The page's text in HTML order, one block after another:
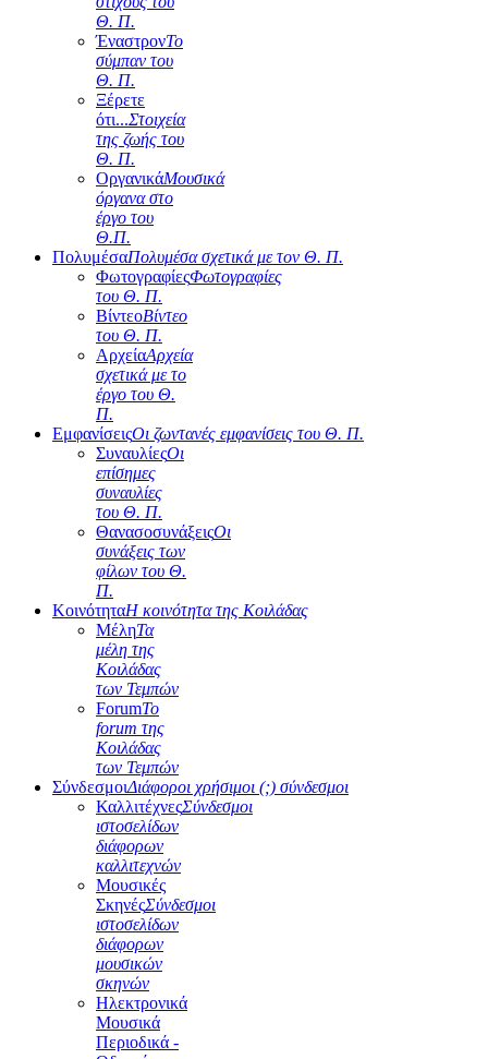
Θ. Π.
ΈναστρονΤο
σύμπαν του
Θ. Π.
Ξέρετε
ότι...Στοιχεία
της ζωής του
Θ. Π.
ΟργανικάΜουσικά
όργανα στο
έργο του
Θ.Π.
ΠολυμέσαΠολυμέσα σχετικά με τον Θ. Π.
ΦωτογραφίεςΦωτογραφίες
του Θ. Π.
ΒίντεοΒίντεο
του Θ. Π.
ΑρχείαΑρχεία
σχετικά με το
έργο του Θ.
Π.
ΕμφανίσειςΟι ζωντανές εμφανίσεις του Θ. Π.
ΣυναυλίεςΟι
επίσημες
συναυλίες
του Θ. Π.
ΘανασοσυνάξειςΟι
συνάξεις των
φίλων του Θ.
Π.
ΚοινότηταΗ κοινότητα της Κοιλάδας
ΜέληΤα
μέλη της
Κοιλάδας
των Τεμπών
ForumΤο
forum της
Κοιλάδας
των Τεμπών
ΣύνδεσμοιΔιάφοροι χρήσιμοι (;) σύνδεσμοι
ΚαλλιτέχνεςΣύνδεσμοι
ιστοσελίδων
διάφορων
καλλιτεχνών
Μουσικές
ΣκηνέςΣύνδεσμοι
ιστοσελίδων
διάφορων
μουσικών
σκηνών
Ηλεκτρονικά
Μουσικά
Περιοδικά -